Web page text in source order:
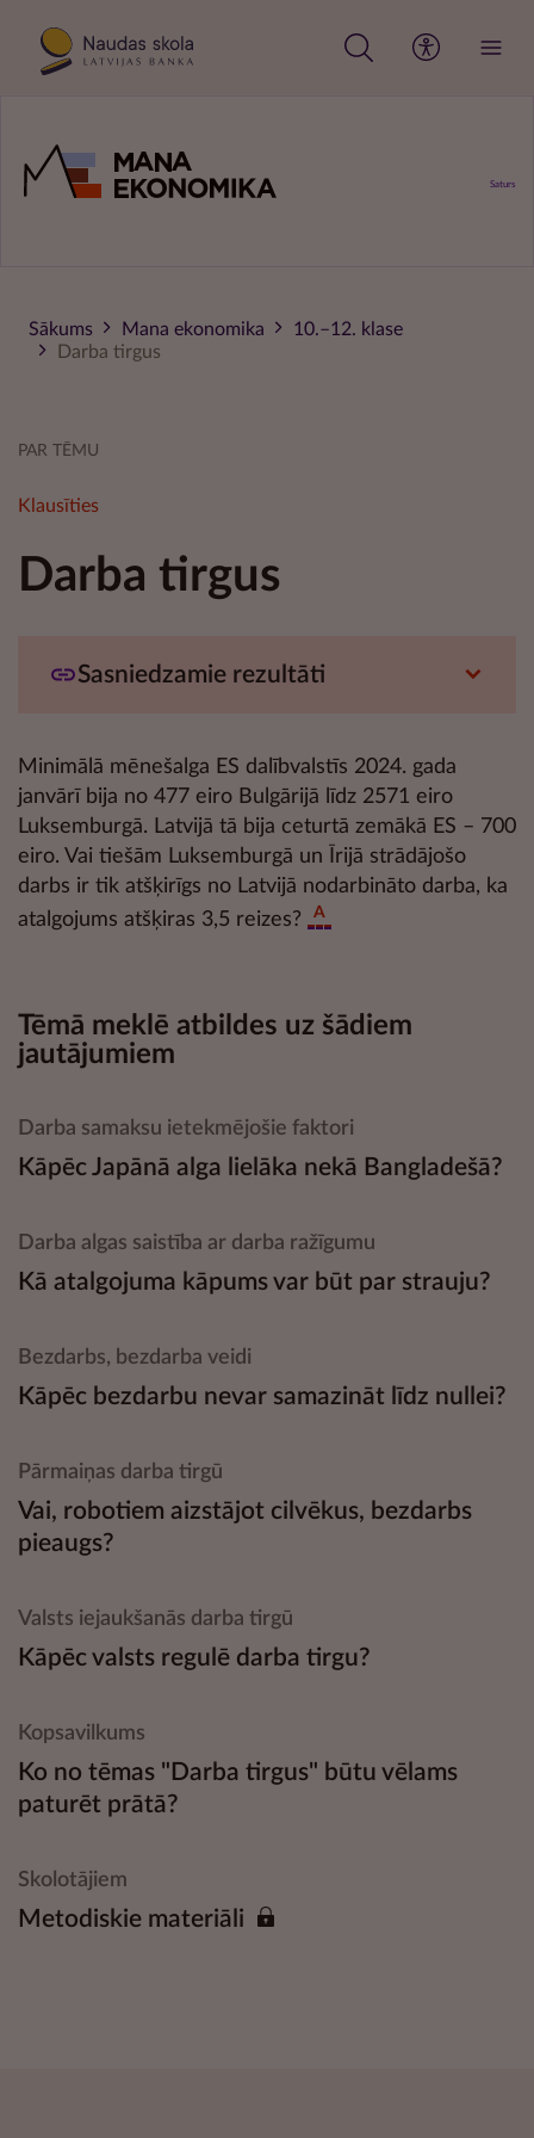
Saturs
Sākums Mana ekonomika
10.–12. klase
Darba tirgus
PAR TĒMU
Klausīties
Darba tirgus
Sasniedzamie rezultāti
Minimālā mēnešalga ES dalībvalstīs 2024. gada
janvārī bija no 477 eiro Bulgārijā līdz 2571 eiro
Luksemburgā. Latvijā tā bija ceturtā zemākā ES – 700
eiro. Vai tiešām Luksemburgā un Īrijā strādājošo
darbs ir tik atšķirīgs no Latvijā nodarbināto darba, ka
atalgojums atšķiras 3,5 reizes?
A
Tēmā meklē atbildes uz šādiem
jautājumiem
Darba samaksu ietekmējošie faktori
Kāpēc Japānā alga lielāka nekā Bangladešā?
Darba algas saistība ar darba ražīgumu
Kā atalgojuma kāpums var būt par strauju?
Bezdarbs, bezdarba veidi
Kāpēc bezdarbu nevar samazināt līdz nullei?
Pārmaiņas darba tirgū
Vai, robotiem aizstājot cilvēkus, bezdarbs
pieaugs?
Valsts iejaukšanās darba tirgū
Kāpēc valsts regulē darba tirgu?
Kopsavilkums
Ko no tēmas "Darba tirgus" būtu vēlams
paturēt prātā?
Skolotājiem
Metodiskie materiāli